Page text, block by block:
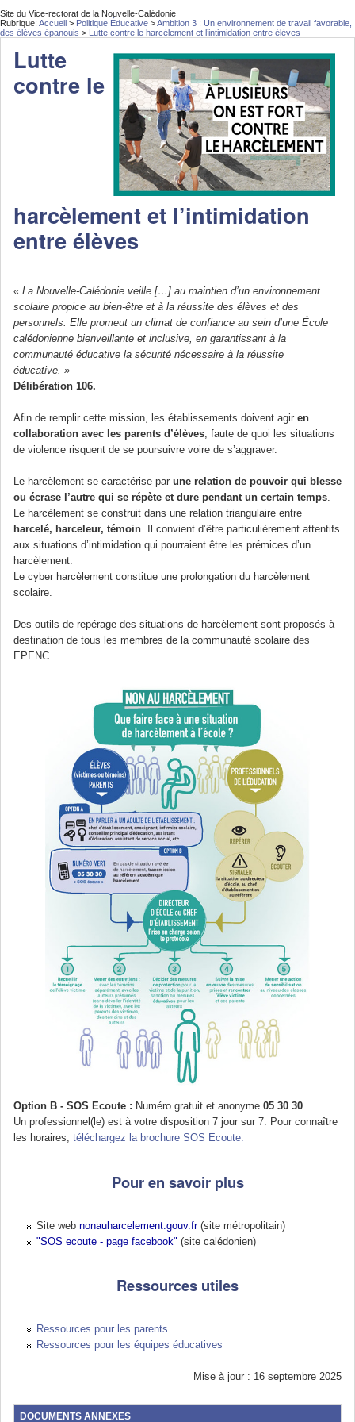
Site du Vice-rectorat de la Nouvelle-Calédonie
Rubrique: Accueil > Politique Éducative >Ambition 3 : Un environnement de travail favorable,
des élèves épanouis > Lutte contre le harcèlement et l’intimidation entre élèves
Lutte
contre le
harcèlement et l’intimidation
entre élèves
« La Nouvelle-Calédonie veille […] au maintien d’un environnement
scolaire propice au bien-être et à la réussite des élèves et des
personnels. Elle promeut un climat de confiance au sein d’une École
calédonienne bienveillante et inclusive, en garantissant à la
communauté éducative la sécurité nécessaire à la réussite
éducative. »
Délibération 106.
Afin de remplir cette mission, les établissements doivent agir en
collaboration avec les parents d’élèves , faute de quoi les situations
de violence risquent de se poursuivre voire de s’aggraver.
Le harcèlement se caractérise par une relation de pouvoir qui blesse
ou écrase l’autre qui se répète et dure pendant un certain temps
Le harcèlement se construit dans une relation triangulaire entre
harcelé, harceleur, témoin . Il convient d’être particulièrement attentifs
aux situations d’intimidation qui pourraient être les prémices d’un
harcèlement.
Le cyber harcèlement constitue une prolongation du harcèlement
scolaire.
Des outils de repérage des situations de harcèlement sont proposés à
destination de tous les membres de la communauté scolaire des
EPENC.
Option B - SOS Ecoute : Numéro gratuit et anonyme 05 30 30
Un professionnel(le) est à votre disposition 7 jour sur 7. Pour connaître
les horaires, téléchargez la brochure SOS Ecoute.
Pour en savoir plus
Site web nonauharcelement.gouv.fr(site métropolitain)
"SOS ecoute - page facebook" (site calédonien)
Ressources utiles
Ressources pour les parents
Ressources pour les équipes éducatives
Mise à jour : 16 septembre 2025
DOCUMENTS ANNEXES